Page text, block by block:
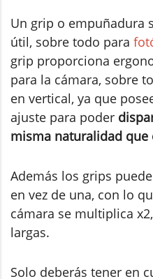
Un grip o empuñadura
útil, sobre todo para
grip proporciona
para la cámara, sobre
en vertical, ya que
ajuste para poder
misma naturalidad que
Además los grips
en vez de una, con lo
cámara se multiplica
largas.
Solo deberás tener en